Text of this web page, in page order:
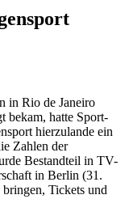
in Rio de Janeiro
bekam, hatte Sport-
hierzulande ein
Zahlen der
Bestandteil in TV-
in Berlin (31.
Tickets und